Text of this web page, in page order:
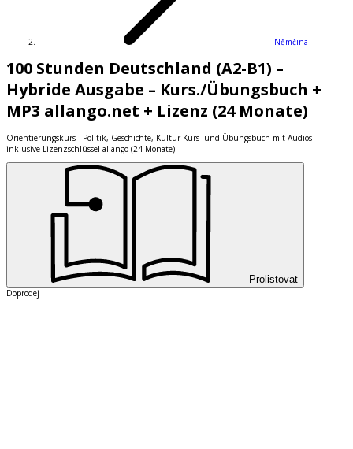
Němčina
100 Stunden Deutschland (A2-B1) –
Hybride Ausgabe – Kurs./Übungsbuch +
MP3 allango.net + Lizenz (24 Monate)
Orientierungskurs - Politik, Geschichte, Kultur Kurs- und Übungsbuch mit Audios
inklusive Lizenzschlüssel allango (24 Monate)
Prolistovat
Doprodej